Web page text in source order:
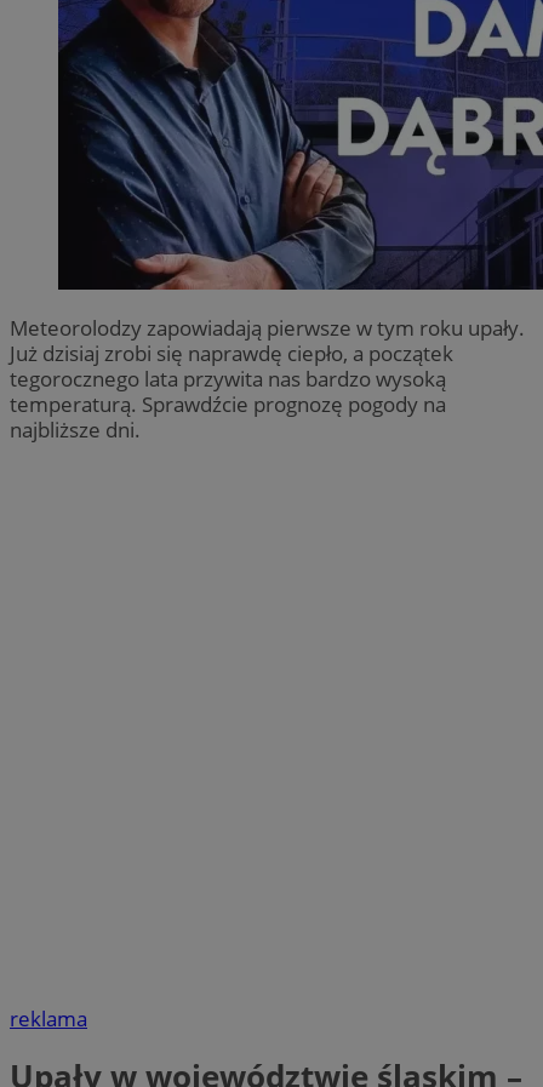
Meteorolodzy zapowiadają pierwsze w tym roku upały.
Już dzisiaj zrobi się naprawdę ciepło, a początek
tegorocznego lata przywita nas bardzo wysoką
temperaturą. Sprawdźcie prognozę pogody na
najbliższe dni.
reklama
Upały w województwie śląskim –